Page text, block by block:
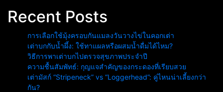
Recent Posts
การเลือกใช้มุ้งครอบกันแมลงวันวางไข่ในคอกเต่า
เต่าบกกับน้ำผึ้ง: ใช้ทาแผลหรือผสมน้ำดื่มได้ไหม?
วิธีการพาเต่าบกไปตรวจสุขภาพประจำปี
ความชื้นสัมพัทธ์: กุญแจสำคัญของกระดองที่เรียบสวย
เต่ามัสก์ “Stripeneck” vs “Loggerhead”: คู่ไหนน่าเลี้ยงกว่า
กัน?